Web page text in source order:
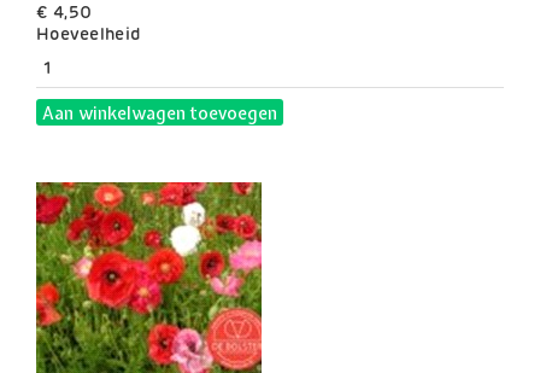
€ 4,50
Hoeveelheid
Aan winkelwagen toevoegen